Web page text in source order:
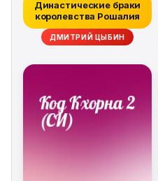
Династические браки
королевства Рошалия
ДМИТРИЙ ЦЫБИН
СКОТТ СИГЛЕР, ДЭЙВ